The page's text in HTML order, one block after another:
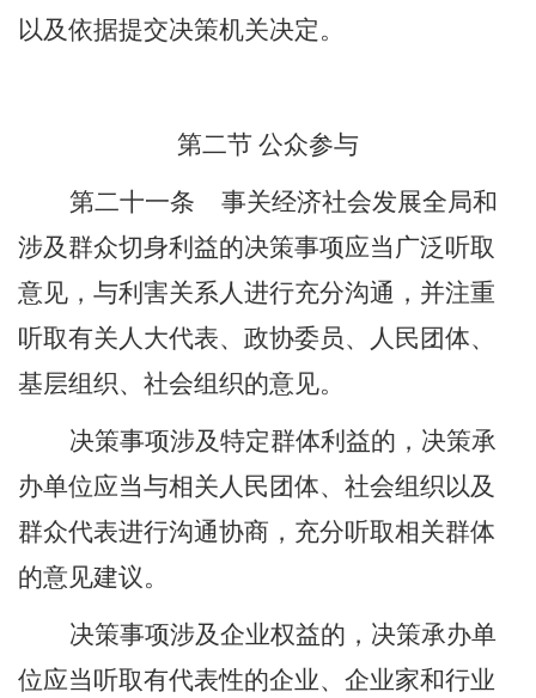
以及依据提交决策机关决定。
第二节 公众参与
第二十一条
事关经济社会发展全局和
涉及群众切身利益的决策事项应当广泛听取
意见，与利害关系人进行充分沟通，并注重
听取有关人大代表、政协委员、人民团体、
基层组织、社会组织的意见。
决策事项涉及特定群体利益的，决策承
办单位应当与相关人民团体、社会组织以及
群众代表进行沟通协商，充分听取相关群体
的意见建议。
决策事项涉及企业权益的，决策承办单
位应当听取有代表性的企业、企业家和行业